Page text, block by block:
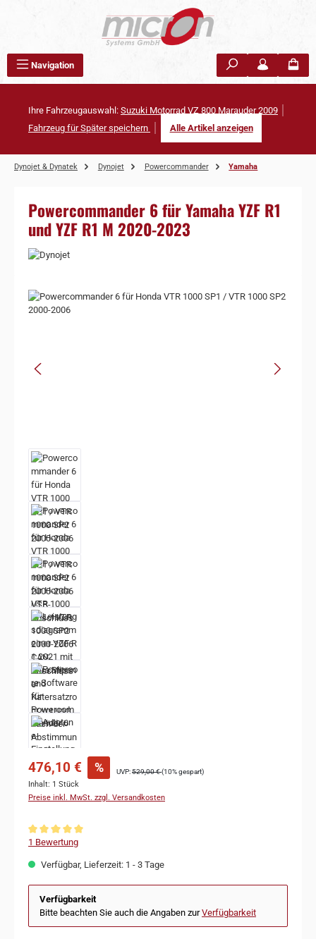
Navigation
Ihre Fahrzeugauswahl: Suzuki Motorrad VZ 800 Marauder 2009
Fahrzeug für Später speichern
Alle Artikel anzeigen
Dynojet & Dynatek Dynojet Powercommander Yamaha
Powercommander 6 für Yamaha YZF R1
und YZF R1 M 2020-2023
Bildergalerie überspringen
476,10 € % UVP:529,00 €(10% gespart)
Inhalt: 1 Stück
Preise inkl. MwSt. zzgl. Versandkosten
Durchschnittliche Bewertung von 5 von 5 Sternen
1 Bewertung
Verfügbar, Lieferzeit: 1 - 3 Tage
Verfügbarkeit
Bitte beachten Sie auch die Angaben zurVerfügbarkeit